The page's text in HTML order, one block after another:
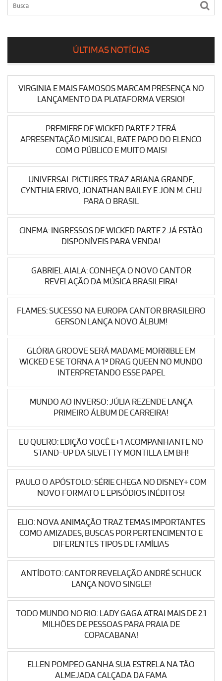
ÚLTIMAS NOTÍCIAS
VIRGINIA E MAIS FAMOSOS MARCAM PRESENÇA NO
LANÇAMENTO DA PLATAFORMA VERSIO!
PREMIERE DE WICKED PARTE 2 TERÁ
APRESENTAÇÃO MUSICAL, BATE PAPO DO ELENCO
COM O PÚBLICO E MUITO MAIS!
UNIVERSAL PICTURES TRAZ ARIANA GRANDE,
CYNTHIA ERIVO, JONATHAN BAILEY E JON M. CHU
PARA O BRASIL
CINEMA: INGRESSOS DE WICKED PARTE 2 JÁ ESTÃO
DISPONÍVEIS PARA VENDA!
GABRIEL AIALA: CONHEÇA O NOVO CANTOR
REVELAÇÃO DA MÚSICA BRASILEIRA!
FLAMES: SUCESSO NA EUROPA CANTOR BRASILEIRO
GERSON LANÇA NOVO ÁLBUM!
GLÓRIA GROOVE SERÁ MADAME MORRIBLE EM
WICKED E SE TORNA A 1ª DRAG QUEEN NO MUNDO
INTERPRETANDO ESSE PAPEL
MUNDO AO INVERSO: JÚLIA REZENDE LANÇA
PRIMEIRO ÁLBUM DE CARREIRA!
EU QUERO: EDIÇÃO VOCÊ E+1 ACOMPANHANTE NO
STAND-UP DA SILVETTY MONTILLA EM BH!
PAULO O APÓSTOLO: SÉRIE CHEGA NO DISNEY+ COM
NOVO FORMATO E EPISÓDIOS INÉDITOS!
ELIO: NOVA ANIMAÇÃO TRAZ TEMAS IMPORTANTES
COMO AMIZADES, BUSCAS POR PERTENCIMENTO E
DIFERENTES TIPOS DE FAMÍLIAS
ANTÍDOTO: CANTOR REVELAÇÃO ANDRÉ SCHUCK
LANÇA NOVO SINGLE!
TODO MUNDO NO RIO: LADY GAGA ATRAI MAIS DE 2.1
MILHÕES DE PESSOAS PARA PRAIA DE
COPACABANA!
ELLEN POMPEO GANHA SUA ESTRELA NA TÃO
ALMEJADA CALÇADA DA FAMA